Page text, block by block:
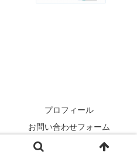
プロフィール
お問い合わせフォーム